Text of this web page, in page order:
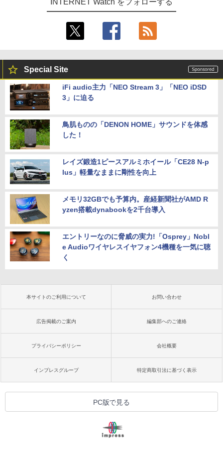
Special Site
iFi audio主力「NEO Stream 3」「NEO iDSD
3」に迫る
鳥肌ものの「DENON HOME」サウンドを体感
した！
レイズ鍛造1ピースアルミホイール「CE28 N-p
lus」軽量なままに剛性を向上
メモリ32GBでも予算内。産経新聞社がAMD R
yzen搭載dynabookを2千台導入
エントリーなのに脅威の実力!「Osprey」Nobl
e Audioワイヤレスイヤフォン4機種を一気に聴
く
本サイトのご利用について お問い合わせ
広告掲載のご案内 編集部へのご連絡
プライバシーポリシー 会社概要
インプレスグループ 特定商取引法に基づく表示
PC版で見る